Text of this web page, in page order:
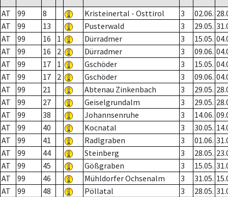
AT 99 8 Kristeinertal - Osttirol 3 02.06.
AT
99 13 Pusterwald 3 29.05.
AT
99 16 1 Dürradmer 3 15.05.
AT
99 16 2 Dürradmer 3 09.06.
AT
99 17 1 Gschöder 3 15.05.
AT
99 17 2 Gschöder 3 09.06.
AT
99 21 Abtenau Zinkenbach 3 29.05.
AT
99 27 Geiselgrundalm 3 29.05.
AT
99 38 Johannsenruhe 3 14.06.
AT
99 40 Kocnatal 3 30.05.
AT
99 41 Radlgraben 3 01.06.
AT
99 44 Steinberg 3 28.05.
AT
99 45 Gößgraben 3 15.05.
AT
99 46 Mühldorfer Ochsenalm 3 31.05.
AT
99 48 Pöllatal 3 28.05.